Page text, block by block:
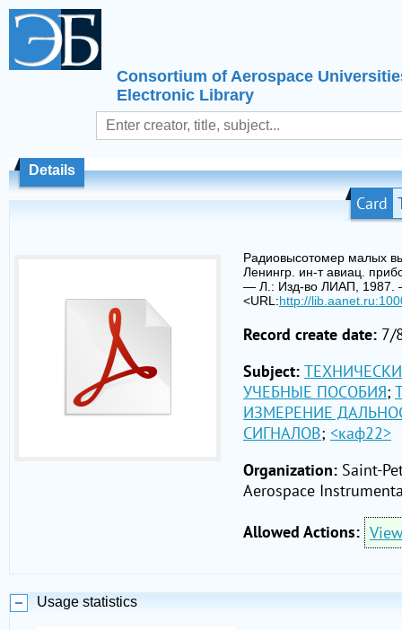
Consortium of Aerospace
Electronic Library
Details
Card
Радиовысотомер малых
Ленингр. ин-т авиац.
— Л.: Изд-во ЛИАП, 1987.
<URL:http://
Record create date: 7/
Subject:
УЧЕБНЫЕ ПОСОБИЯ;
ИЗМЕРЕНИЕ
СИГНАЛОВ; <каф22>
Organization: Saint-
Aerospace
Allowed Actions: View
Usage statistics